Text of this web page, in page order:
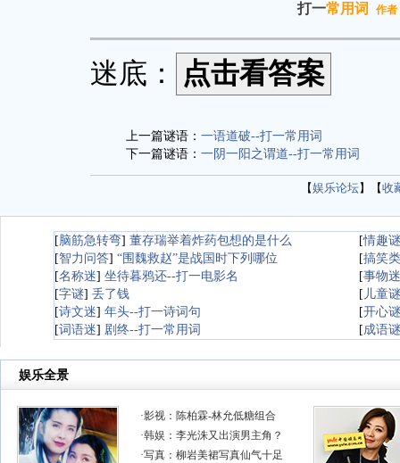
打一常用词 作者
迷底：
上一篇谜语： 一语道破--打一常用词
下一篇谜语： 一阴一阳之谓道--打一常用词
【娱乐论坛】【收
[脑筋急转弯] 董存瑞举着炸药包想的是什么 [情趣
[智力问答] “围魏救赵”是战国时下列哪位 [搞笑类
[名称迷] 坐待暮鸦还--打一电影名 [事物迷
[字谜] 丢了钱 [ 儿童
[诗文迷] 年头--打一诗词句 [开心
[词语迷] 剧终--打一常用词 [成语谜